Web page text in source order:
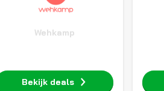
Wehkamp
Bekijk deals